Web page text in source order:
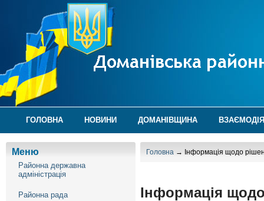
ГОЛОВНА НОВИНИ ДОМАНІВЩИНА
Меню
Районна державна
адміністрація
Районна рада
Головна → Інформація щодо
Інформація